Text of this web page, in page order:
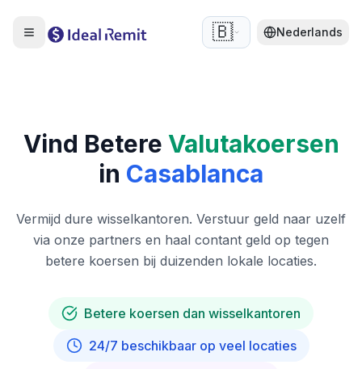
🇧🇪 Nederlands
Vind Betere Valutakoersen
in Casablanca
Vermijd dure wisselkantoren. Verstuur geld naar uzelf
via onze partners en haal contant geld op tegen
betere koersen bij duizenden lokale locaties.
Betere koersen dan wisselkantoren
24/7 beschikbaar op veel locaties